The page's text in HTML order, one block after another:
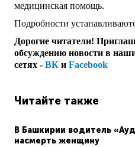
медицинская помощь.
Подробности
Дорогие читатели!
обсуждению новости в
сетях - ВК и Facebook
Читайте также
В Башкирии водитель
насмерть женщину